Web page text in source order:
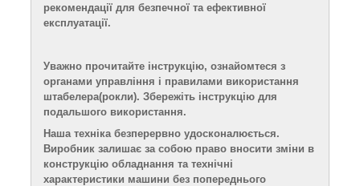
рекомендації для безпечної та ефективної
експлуатації.
Уважно прочитайте інструкцію, ознайомтеся з
органами управління і правилами використання
штабелера(рокли). Збережіть інструкцію для
подальшого використання.
Наша техніка безперервно удосконалюється.
Виробник залишає за собою право вносити зміни в
конструкцію обладнання та технічні
характеристики машини без попереднього